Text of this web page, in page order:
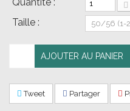
Taille :
AJOUTER AU PANIER
Tweet Partager